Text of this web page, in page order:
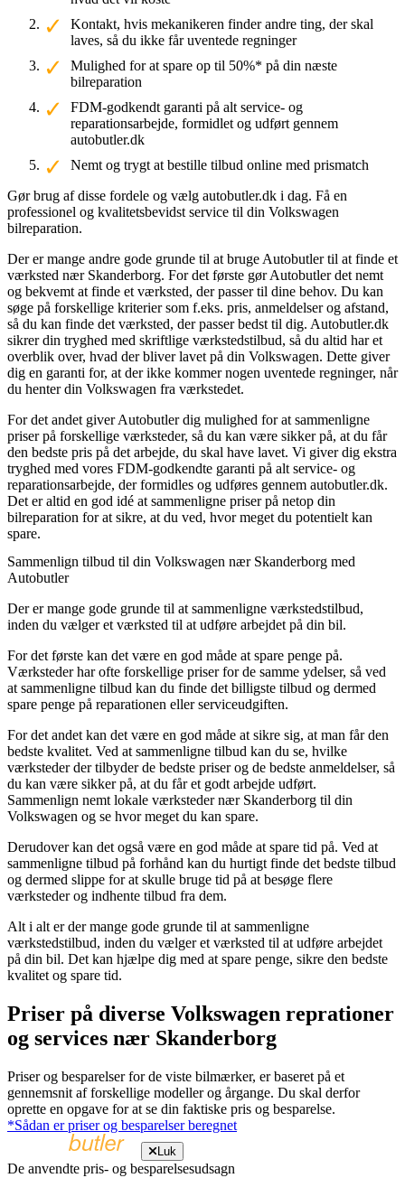
Kontakt, hvis mekanikeren finder andre ting, der skal
laves, så du ikke får uventede regninger
Mulighed for at spare op til 50%* på din næste
bilreparation
FDM-godkendt garanti på alt service- og
reparationsarbejde, formidlet og udført gennem
autobutler.dk
Nemt og trygt at bestille tilbud online med prismatch
Gør brug af disse fordele og vælg autobutler.dk i dag. Få en
professionel og kvalitetsbevidst service til din Volkswagen
bilreparation.
Der er mange andre gode grunde til at bruge Autobutler til at finde et
værksted nær Skanderborg. For det første gør Autobutler det nemt
og bekvemt at finde et værksted, der passer til dine behov. Du kan
søge på forskellige kriterier som f.eks. pris, anmeldelser og afstand,
så du kan finde det værksted, der passer bedst til dig. Autobutler.dk
sikrer din tryghed med skriftlige værkstedstilbud, så du altid har et
overblik over, hvad der bliver lavet på din Volkswagen. Dette giver
dig en garanti for, at der ikke kommer nogen uventede regninger, når
du henter din Volkswagen fra værkstedet.
For det andet giver Autobutler dig mulighed for at sammenligne
priser på forskellige værksteder, så du kan være sikker på, at du får
den bedste pris på det arbejde, du skal have lavet. Vi giver dig ekstra
tryghed med vores FDM-godkendte garanti på alt service- og
reparationsarbejde, der formidles og udføres gennem autobutler.dk.
Det er altid en god idé at sammenligne priser på netop din
bilreparation for at sikre, at du ved, hvor meget du potentielt kan
spare.
Sammenlign tilbud til din Volkswagen nær Skanderborg med
Autobutler
Der er mange gode grunde til at sammenligne værkstedstilbud,
inden du vælger et værksted til at udføre arbejdet på din bil.
For det første kan det være en god måde at spare penge på.
Værksteder har ofte forskellige priser for de samme ydelser, så ved
at sammenligne tilbud kan du finde det billigste tilbud og dermed
spare penge på reparationen eller serviceudgiften.
For det andet kan det være en god måde at sikre sig, at man får den
bedste kvalitet. Ved at sammenligne tilbud kan du se, hvilke
værksteder der tilbyder de bedste priser og de bedste anmeldelser, så
du kan være sikker på, at du får et godt arbejde udført.
Sammenlign nemt lokale værksteder nær Skanderborg til din
Volkswagen og se hvor meget du kan spare.
Derudover kan det også være en god måde at spare tid på. Ved at
sammenligne tilbud på forhånd kan du hurtigt finde det bedste tilbud
og dermed slippe for at skulle bruge tid på at besøge flere
værksteder og indhente tilbud fra dem.
Alt i alt er der mange gode grunde til at sammenligne
værkstedstilbud, inden du vælger et værksted til at udføre arbejdet
på din bil. Det kan hjælpe dig med at spare penge, sikre den bedste
kvalitet og spare tid.
Priser på diverse Volkswagen reprationer
og services nær Skanderborg
Priser og besparelser for de viste bilmærker, er baseret på et
gennemsnit af forskellige modeller og årgange. Du skal derfor
oprette en opgave for at se din faktiske pris og besparelse.
*Sådan er priser og besparelser beregnet
Luk
De anvendte pris- og besparelsesudsagn